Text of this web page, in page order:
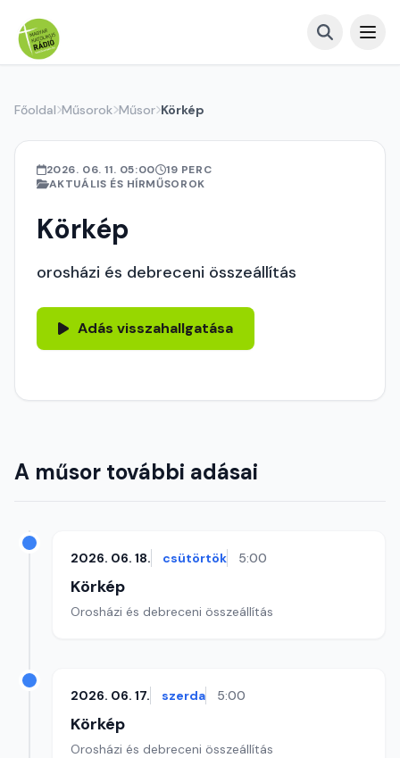
Főoldal Műsorok Műsor Körkép
2026. 06. 11. 05:00
19 PERC
AKTUÁLIS ÉS HÍRMŰSOROK
Körkép
orosházi és debreceni összeállítás
Adás visszahallgatása
A műsor további adásai
2026. 06. 18. csütörtök 5:00
Körkép
Orosházi és debreceni összeállítás
2026. 06. 17. szerda 5:00
Körkép
Orosházi és debreceni összeállítás